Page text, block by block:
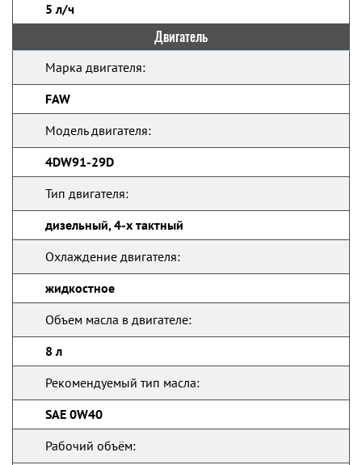
5 л/ч
Двигатель
Марка двигателя:
FAW
Модель двигателя:
4DW91-29D
Тип двигателя:
дизельный, 4-х тактный
Охлаждение двигателя:
жидкостное
Объем масла в двигателе:
8 л
Рекомендуемый тип масла:
SAE 0W40
Рабочий объём: